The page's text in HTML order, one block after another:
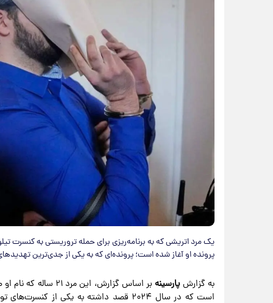
یک مرد اتریشی که به برنامه‌ریزی برای حمله تروریستی به کنسرت
پرونده او آغاز شده است؛ پرونده‌ای که به یکی از جدی‌ترین
به گزارشپارسینه
بر اساس گزارش،